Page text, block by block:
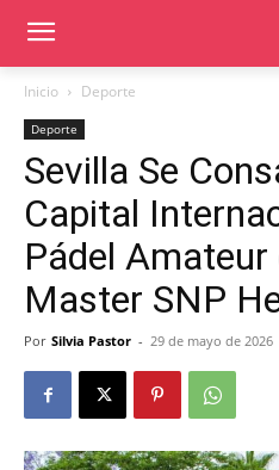
Inicio Deporte
Deporte
Sevilla Se
Capital
Pádel Amateur
Master SNP
Por Silvia Pastor - 29 de mayo de 2026